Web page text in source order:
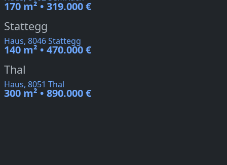
170 m² • 319.000 €
Stattegg
Haus, 8046 Stattegg
140 m² • 470.000 €
Thal
Haus, 8051 Thal
300 m² • 890.000 €